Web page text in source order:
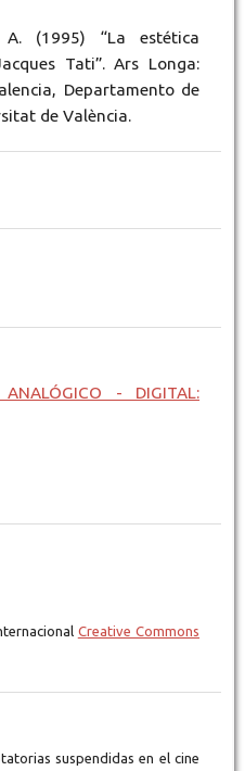
(1995) “La estética
Tati”. Ars Longa:
Departamento de
de València.
- DIGITAL:
Creative Commons
suspendidas en el cine